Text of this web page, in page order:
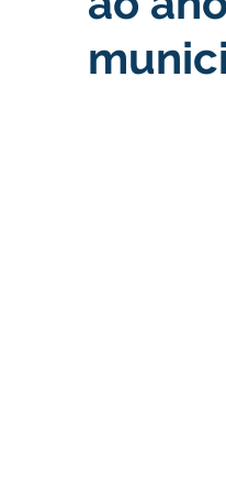
Desenvolvimento